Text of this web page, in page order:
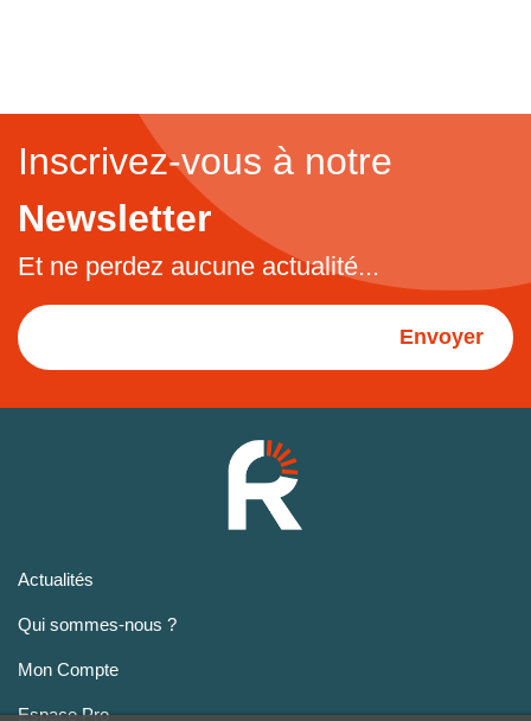
Inscrivez-vous à notre
Newsletter
Et ne perdez aucune actualité...
Envoyer
Actualités
Qui sommes-nous ?
Mon Compte
Espace Pro